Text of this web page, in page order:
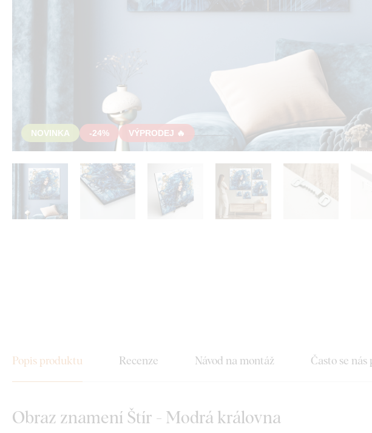
NOVINKA -24% VÝPRODEJ 🔥
Popis produktu Recenze Návod na montáž Často se nás
Obraz znamení Štír - Modrá královna